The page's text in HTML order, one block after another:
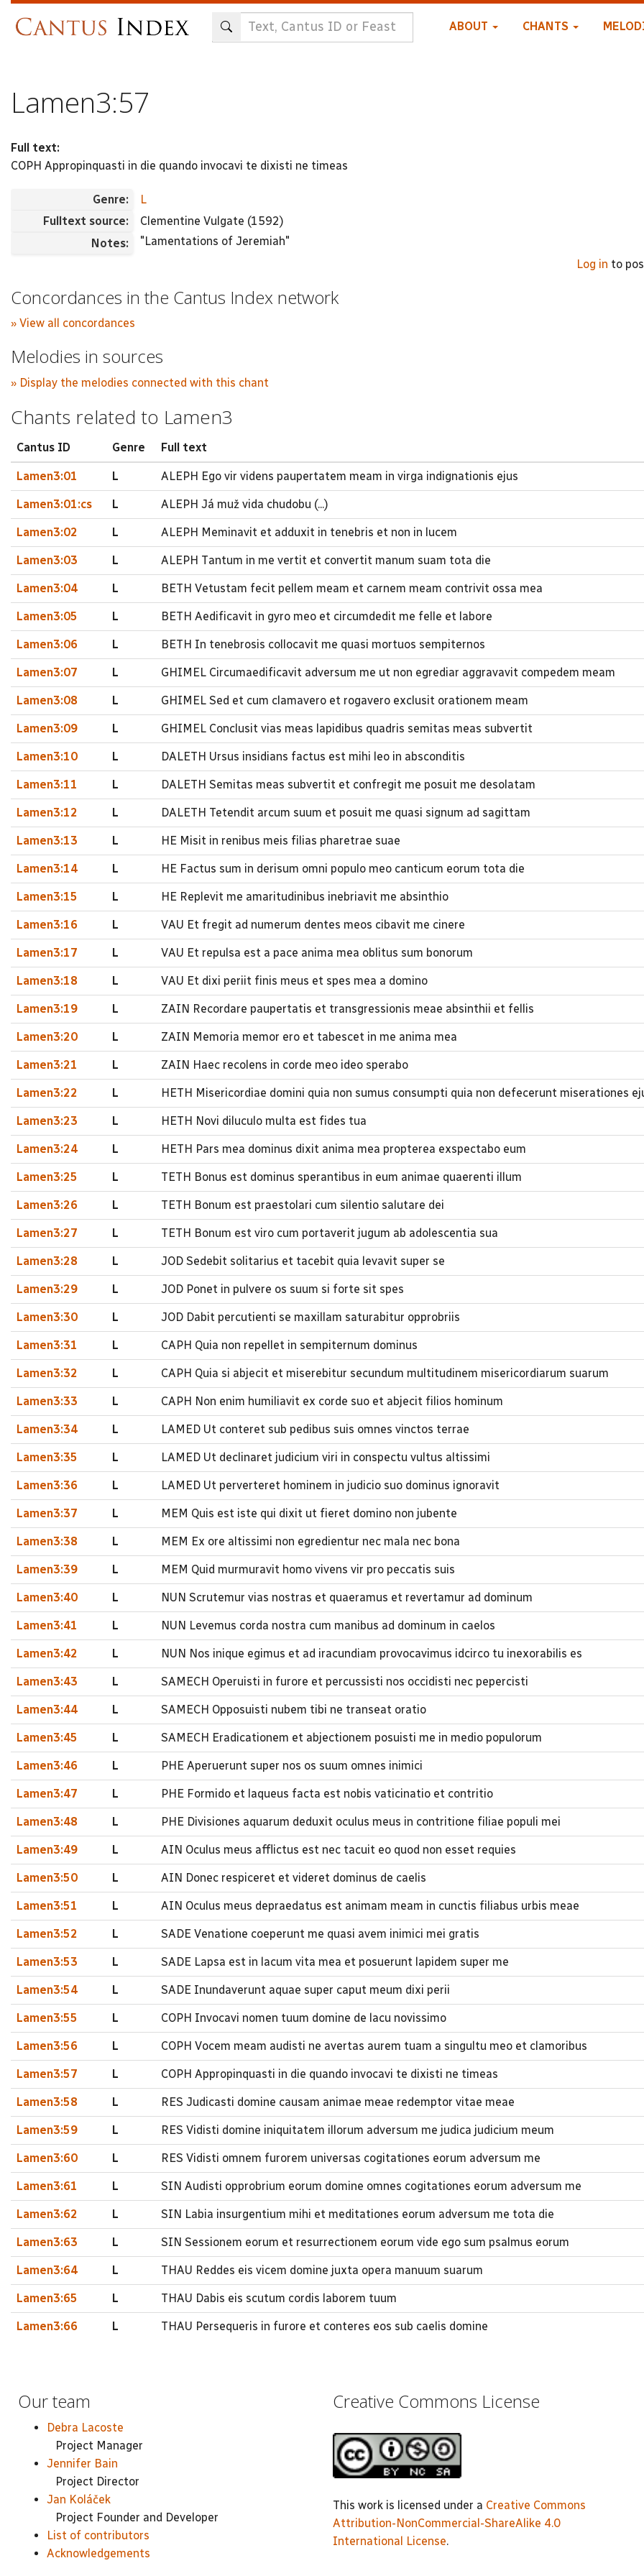
ABOUT CHANTS
Lamen3:57
Full text:
COPH Appropinquasti in die quando invocavi te dixisti ne timeas
Genre:
L
Fulltext source:
Clementine Vulgate (1592)
Notes:
"Lamentations of Jeremiah"
Log in to
Concordances in the Cantus Index network
» View all concordances
Melodies in sources
» Display the melodies connected with this chant
Chants related to Lamen3
Cantus ID Genre Full text
Lamen3:01 L ALEPH Ego vir videns paupertatem meam in virga indignationis ejus
Lamen3:01:cs L ALEPH Já muž vida chudobu (...)
Lamen3:02 L ALEPH Meminavit et adduxit in tenebris et non in lucem
Lamen3:03 L ALEPH Tantum in me vertit et convertit manum suam tota die
Lamen3:04 L BETH Vetustam fecit pellem meam et carnem meam contrivit ossa mea
Lamen3:05 L BETH Aedificavit in gyro meo et circumdedit me felle et labore
Lamen3:06 L BETH In tenebrosis collocavit me quasi mortuos sempiternos
Lamen3:07 L GHIMEL Circumaedificavit adversum me ut non egrediar aggravavit compedem meam
Lamen3:08 L GHIMEL Sed et cum clamavero et rogavero exclusit orationem meam
Lamen3:09 L GHIMEL Conclusit vias meas lapidibus quadris semitas meas subvertit
Lamen3:10 L DALETH Ursus insidians factus est mihi leo in absconditis
Lamen3:11 L DALETH Semitas meas subvertit et confregit me posuit me desolatam
Lamen3:12 L DALETH Tetendit arcum suum et posuit me quasi signum ad sagittam
Lamen3:13 L HE Misit in renibus meis filias pharetrae suae
Lamen3:14 L HE Factus sum in derisum omni populo meo canticum eorum tota die
Lamen3:15 L HE Replevit me amaritudinibus inebriavit me absinthio
Lamen3:16 L VAU Et fregit ad numerum dentes meos cibavit me cinere
Lamen3:17 L VAU Et repulsa est a pace anima mea oblitus sum bonorum
Lamen3:18 L VAU Et dixi periit finis meus et spes mea a domino
Lamen3:19 L ZAIN Recordare paupertatis et transgressionis meae absinthii et fellis
Lamen3:20 L ZAIN Memoria memor ero et tabescet in me anima mea
Lamen3:21 L ZAIN Haec recolens in corde meo ideo sperabo
Lamen3:22 L HETH Misericordiae domini quia non sumus consumpti quia non defecerunt miserationes
Lamen3:23 L HETH Novi diluculo multa est fides tua
Lamen3:24 L HETH Pars mea dominus dixit anima mea propterea exspectabo eum
Lamen3:25 L TETH Bonus est dominus sperantibus in eum animae quaerenti illum
Lamen3:26 L TETH Bonum est praestolari cum silentio salutare dei
Lamen3:27 L TETH Bonum est viro cum portaverit jugum ab adolescentia sua
Lamen3:28 L JOD Sedebit solitarius et tacebit quia levavit super se
Lamen3:29 L JOD Ponet in pulvere os suum si forte sit spes
Lamen3:30 L JOD Dabit percutienti se maxillam saturabitur opprobriis
Lamen3:31 L CAPH Quia non repellet in sempiternum dominus
Lamen3:32 L CAPH Quia si abjecit et miserebitur secundum multitudinem misericordiarum suarum
Lamen3:33 L CAPH Non enim humiliavit ex corde suo et abjecit filios hominum
Lamen3:34 L LAMED Ut conteret sub pedibus suis omnes vinctos terrae
Lamen3:35 L LAMED Ut declinaret judicium viri in conspectu vultus altissimi
Lamen3:36 L LAMED Ut perverteret hominem in judicio suo dominus ignoravit
Lamen3:37 L MEM Quis est iste qui dixit ut fieret domino non jubente
Lamen3:38 L MEM Ex ore altissimi non egredientur nec mala nec bona
Lamen3:39 L MEM Quid murmuravit homo vivens vir pro peccatis suis
Lamen3:40 L NUN Scrutemur vias nostras et quaeramus et revertamur ad dominum
Lamen3:41 L NUN Levemus corda nostra cum manibus ad dominum in caelos
Lamen3:42 L NUN Nos inique egimus et ad iracundiam provocavimus idcirco tu inexorabilis es
Lamen3:43 L SAMECH Operuisti in furore et percussisti nos occidisti nec pepercisti
Lamen3:44 L SAMECH Opposuisti nubem tibi ne transeat oratio
Lamen3:45 L SAMECH Eradicationem et abjectionem posuisti me in medio populorum
Lamen3:46 L PHE Aperuerunt super nos os suum omnes inimici
Lamen3:47 L PHE Formido et laqueus facta est nobis vaticinatio et contritio
Lamen3:48 L PHE Divisiones aquarum deduxit oculus meus in contritione filiae populi mei
Lamen3:49 L AIN Oculus meus afflictus est nec tacuit eo quod non esset requies
Lamen3:50 L AIN Donec respiceret et videret dominus de caelis
Lamen3:51 L AIN Oculus meus depraedatus est animam meam in cunctis filiabus urbis meae
Lamen3:52 L SADE Venatione coeperunt me quasi avem inimici mei gratis
Lamen3:53 L SADE Lapsa est in lacum vita mea et posuerunt lapidem super me
Lamen3:54 L SADE Inundaverunt aquae super caput meum dixi perii
Lamen3:55 L COPH Invocavi nomen tuum domine de lacu novissimo
Lamen3:56 L COPH Vocem meam audisti ne avertas aurem tuam a singultu meo et clamoribus
Lamen3:57 L COPH Appropinquasti in die quando invocavi te dixisti ne timeas
Lamen3:58 L RES Judicasti domine causam animae meae redemptor vitae meae
Lamen3:59 L RES Vidisti domine iniquitatem illorum adversum me judica judicium meum
Lamen3:60 L RES Vidisti omnem furorem universas cogitationes eorum adversum me
Lamen3:61 L SIN Audisti opprobrium eorum domine omnes cogitationes eorum adversum me
Lamen3:62 L SIN Labia insurgentium mihi et meditationes eorum adversum me tota die
Lamen3:63 L SIN Sessionem eorum et resurrectionem eorum vide ego sum psalmus eorum
Lamen3:64 L THAU Reddes eis vicem domine juxta opera manuum suarum
Lamen3:65 L THAU Dabis eis scutum cordis laborem tuum
Lamen3:66 L THAU Persequeris in furore et conteres eos sub caelis domine
Our team
Debra Lacoste
Project Manager
Jennifer Bain
Project Director
Jan Koláček
Project Founder and Developer
List of contributors
Acknowledgements
Creative Commons License
This work is licensed under a Creative Commons
Attribution-NonCommercial-ShareAlike 4.0
International License.